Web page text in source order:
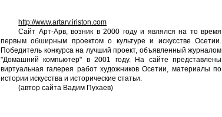
http://www.artarv.iriston.com
Сайт Арт-Арв, возник в 2000 году и являлся на то время
первым обширным проектом о культуре и искусстве Осетии.
Победитель конкурса на лучший проект, объявленный журналом
"Домашний компьютер" в 2001 году. На сайте представлены
виртуальная галерея работ художников Осетии, материалы по
истории искусства и исторические статьи.
(автор сайта Вадим Пухаев)